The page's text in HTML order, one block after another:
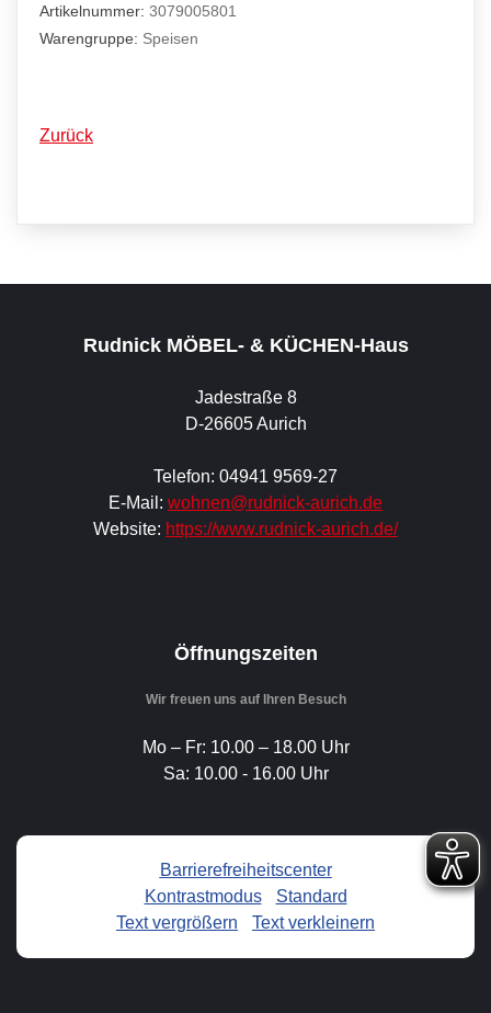
Artikelnummer: 3079005801
Warengruppe: Speisen
Zurück
Rudnick MÖBEL- & KÜCHEN-Haus
Jadestraße 8
D-26605 Aurich
Telefon: 04941 9569-27
E-Mail: wohnen@rudnick-aurich.de
Website: https://www.rudnick-aurich.de/
Öffnungszeiten
Wir freuen uns auf Ihren Besuch
Mo – Fr: 10.00 – 18.00 Uhr
Sa: 10.00 - 16.00 Uhr
Barrierefreiheitscenter
Kontrastmodus- Standard
Text vergrößern
Text verkleinern